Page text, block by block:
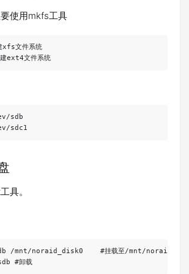
使用mkfs工具
文件系统
ext4文件系统
sdb
sdc1
具。
/mnt/noraid_disk0    #挂载至/mnt/
#卸载